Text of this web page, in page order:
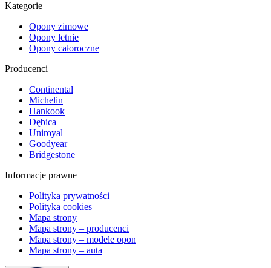
Kategorie
Opony zimowe
Opony letnie
Opony całoroczne
Producenci
Continental
Michelin
Hankook
Dębica
Uniroyal
Goodyear
Bridgestone
Informacje prawne
Polityka prywatności
Polityka cookies
Mapa strony
Mapa strony – producenci
Mapa strony – modele opon
Mapa strony – auta